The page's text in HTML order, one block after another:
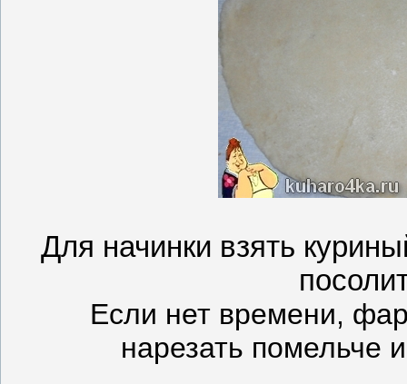
Для начинки взять
Если нет времени,
нарезать помельче